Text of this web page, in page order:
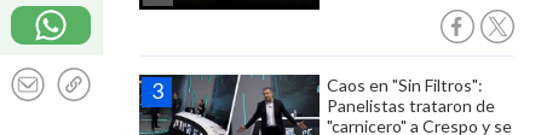
Caos en "Sin Filtros":
Panelistas trataron de
"carnicero" a Crespo y se